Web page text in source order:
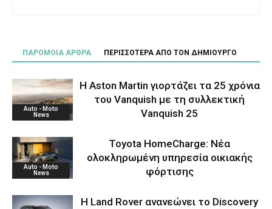
ΠΑΡΟΜΟΙΑ ΑΡΘΡΑ ΠΕΡΙΣΣΟΤΕΡΑ ΑΠΟ ΤΟΝ ΔΗΜΙΟΥΡΓΟ
Auto - Moto
News
Η Aston Martin γιορτάζει τα 25 χρόνια
του Vanquish με τη συλλεκτική
Vanquish 25
Auto - Moto
News
Toyota HomeCharge: Νέα
ολοκληρωμένη υπηρεσία οικιακής
φόρτισης
Η Land Rover ανανεώνει το Discovery